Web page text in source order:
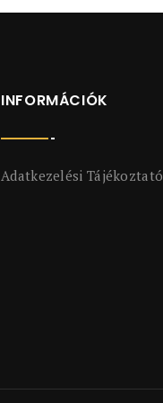
INFORMÁCIÓK
Adatkezelési Tájékoztató